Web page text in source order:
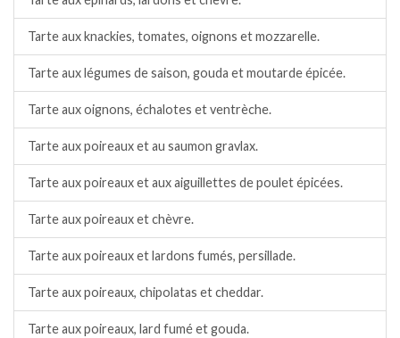
Tarte aux knackies, tomates, oignons et mozzarelle.
Tarte aux légumes de saison, gouda et moutarde épicée.
Tarte aux oignons, échalotes et ventrèche.
Tarte aux poireaux et au saumon gravlax.
Tarte aux poireaux et aux aiguillettes de poulet épicées.
Tarte aux poireaux et chèvre.
Tarte aux poireaux et lardons fumés, persillade.
Tarte aux poireaux, chipolatas et cheddar.
Tarte aux poireaux, lard fumé et gouda.